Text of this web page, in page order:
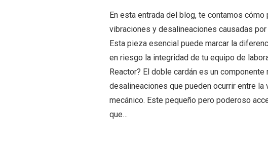
En esta entrada del blog, te contamos
vibraciones y desalineaciones causadas
Esta pieza esencial puede marcar la
en riesgo la integridad de tu equipo de
Reactor? El doble cardán es un
desalineaciones que pueden ocurrir entre
mecánico. Este pequeño pero poderoso
que…